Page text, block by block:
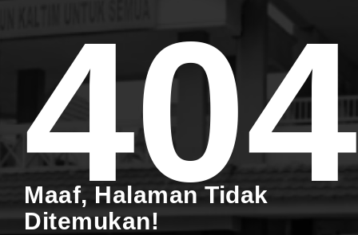
INFO PUBLIK
UNDUHAN
404
Maaf, Halaman Tidak
Ditemukan!